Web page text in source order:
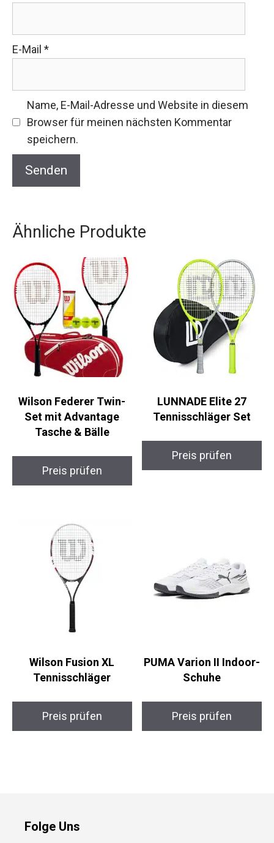
E-Mail *
Name, E-Mail-Adresse und Website in diesem
Browser für meinen nächsten Kommentar
speichern.
Ähnliche Produkte
Wilson Federer Twin-
Set mit Advantage
Tasche & Bälle
Preis prüfen
LUNNADE Elite 27
Tennisschläger Set
Preis prüfen
Wilson Fusion XL
Tennisschläger
Preis prüfen
PUMA Varion II Indoor-
Schuhe
Preis prüfen
Folge Uns